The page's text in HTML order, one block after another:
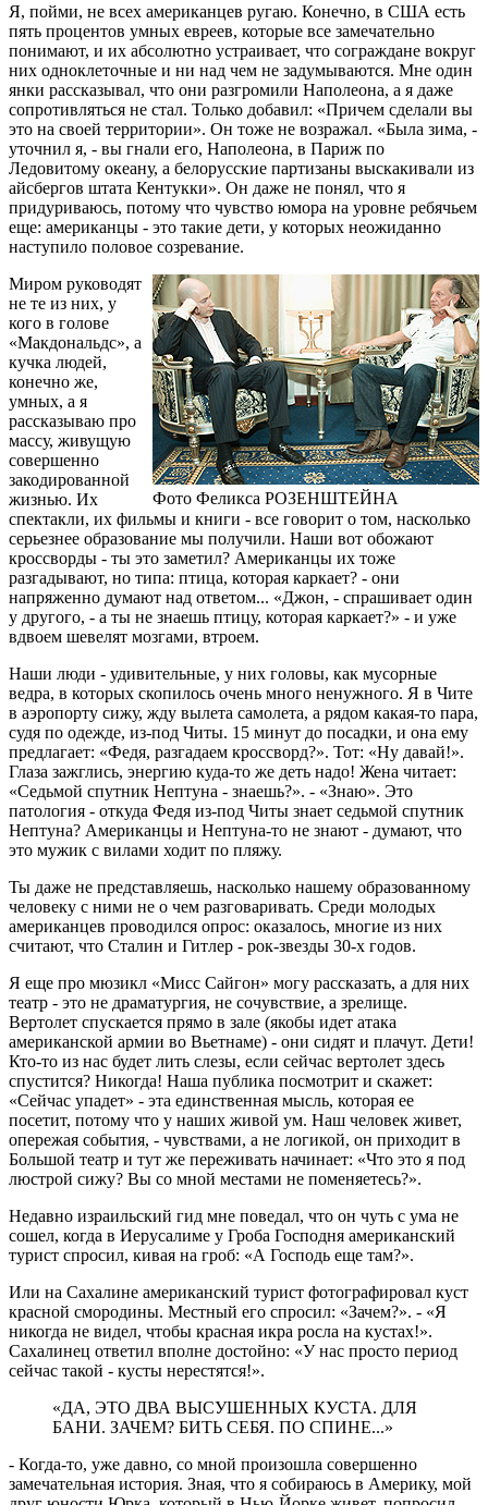
Я, пойми, не всех американцев ругаю. Конечно, в США есть
пять процентов умных евреев, которые все замечательно
понимают, и их абсолютно устраивает, что сограждане вокруг
них одноклеточные и ни над чем не задумываются. Мне один
янки рассказывал, что они разгромили Наполеона, а я даже
сопротивляться не стал. Только добавил: «Причем сделали вы
это на своей территории». Он тоже не возражал. «Была зима, -
уточнил я, - вы гнали его, Наполеона, в Париж по
Ледовитому океану, а белорусские партизаны выскакивали из
айсбергов штата Кентукки». Он даже не понял, что я
придуриваюсь, потому что чувство юмора на уровне ребячьем
еще: американцы - это такие дети, у которых неожиданно
наступило половое созревание.
Фото Феликса РОЗЕНШТЕЙНА
Миром руководят
не те из них, у
кого в голове
«Макдональдс», а
кучка людей,
конечно же,
умных, а я
рассказываю про
массу, живущую
совершенно
закодированной
жизнью. Их
спектакли, их фильмы и книги - все говорит о том, насколько
серьезнее образование мы получили. Наши вот обожают
кроссворды - ты это заметил? Американцы их тоже
разгадывают, но типа: птица, которая каркает? - они
напряженно думают над ответом... «Джон, - спрашивает один
у другого, - а ты не знаешь птицу, которая каркает?» - и уже
вдвоем шевелят мозгами, втроем.
Наши люди - удивительные, у них головы, как мусорные
ведра, в которых скопилось очень много ненужного. Я в Чите
в аэропорту сижу, жду вылета самолета, а рядом какая-то пара,
судя по одежде, из-под Читы. 15 минут до посадки, и она ему
предлагает: «Федя, разгадаем кроссворд?». Тот: «Ну давай!».
Глаза зажглись, энергию куда-то же деть надо! Жена читает:
«Седьмой спутник Нептуна - знаешь?». - «Знаю». Это
патология - откуда Федя из-под Читы знает седьмой спутник
Нептуна? Американцы и Нептуна-то не знают - думают, что
это мужик с вилами ходит по пляжу.
Ты даже не представляешь, насколько нашему образованному
человеку с ними не о чем разговаривать. Среди молодых
американцев проводился опрос: оказалось, многие из них
считают, что Сталин и Гитлер - рок-звезды 30-х годов.
Я еще про мюзикл «Мисс Сайгон» могу рассказать, а для них
театр - это не драматургия, не сочувствие, а зрелище.
Вертолет спускается прямо в зале (якобы идет атака
американской армии во Вьетнаме) - они сидят и плачут. Дети!
Кто-то из нас будет лить слезы, если сейчас вертолет здесь
спустится? Никогда! Наша публика посмотрит и скажет:
«Сейчас упадет» - эта единственная мысль, которая ее
посетит, потому что у наших живой ум. Наш человек живет,
опережая события, - чувствами, а не логикой, он приходит в
Большой театр и тут же переживать начинает: «Что это я под
люстрой сижу? Вы со мной местами не поменяетесь?».
Недавно израильский гид мне поведал, что он чуть с ума не
сошел, когда в Иерусалиме у Гроба Господня американский
турист спросил, кивая на гроб: «А Господь еще там?».
Или на Сахалине американский турист фотографировал куст
красной смородины. Местный его спросил: «Зачем?». - «Я
никогда не видел, чтобы красная икра росла на кустах!».
Сахалинец ответил вполне достойно: «У нас просто период
сейчас такой - кусты нерестятся!».
«ДА, ЭТО ДВА ВЫСУШЕННЫХ КУСТА. ДЛЯ
БАНИ. ЗАЧЕМ? БИТЬ СЕБЯ. ПО СПИНЕ...»
- Когда-то, уже давно, со мной произошла совершенно
замечательная история. Зная, что я собираюсь в Америку, мой